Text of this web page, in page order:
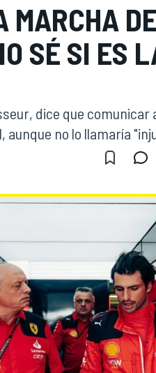
E
MARCHA
SÉ SI ES
dice que
no lo llamaría